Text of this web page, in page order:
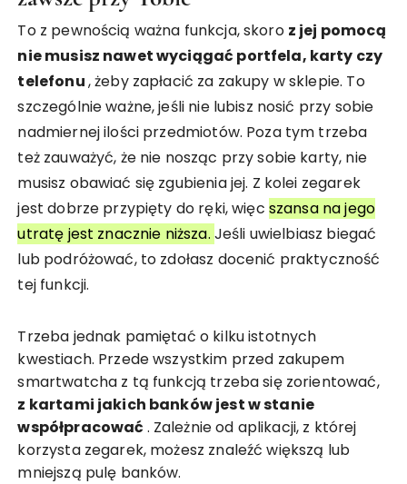
To z pewnością ważna funkcja, skoro z jej pomocą
nie musisz nawet wyciągać portfela, karty czy
telefonu, żeby zapłacić za zakupy w sklepie. To
szczególnie ważne, jeśli nie lubisz nosić przy sobie
nadmiernej ilości przedmiotów. Poza tym trzeba
też zauważyć, że nie nosząc przy sobie karty, nie
musisz obawiać się zgubienia jej. Z kolei zegarek
jest dobrze przypięty do ręki, więc szansa na jego
utratę jest znacznie niższa. Jeśli uwielbiasz biegać
lub podróżować, to zdołasz docenić praktyczność
tej funkcji.
Trzeba jednak pamiętać o kilku istotnych
kwestiach. Przede wszystkim przed zakupem
smartwatcha z tą funkcją trzeba się zorientować,
z kartami jakich banków jest w stanie
współpracować . Zależnie od aplikacji, z której
korzysta zegarek, możesz znaleźć większą lub
mniejszą pulę banków.